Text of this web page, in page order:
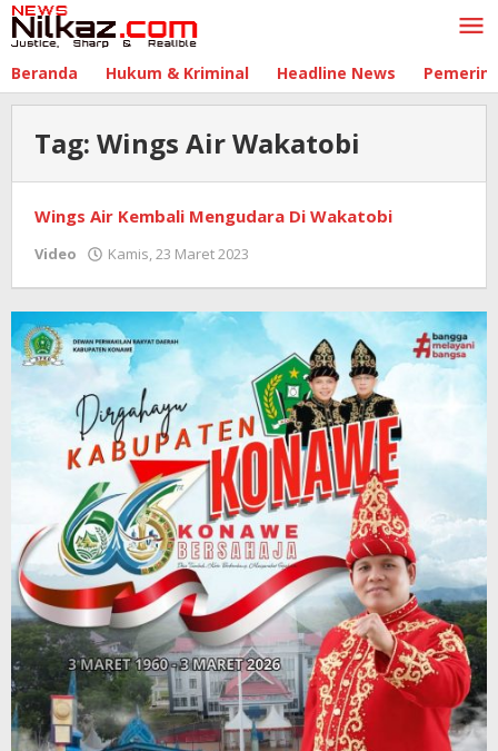
Lewati
ke
Beranda Hukum & Kriminal Headline News
Tag: Wings Air Wakatobi
Wings Air Kembali Mengudara Di Wakatobi
Video Kamis, 23 Maret 2023